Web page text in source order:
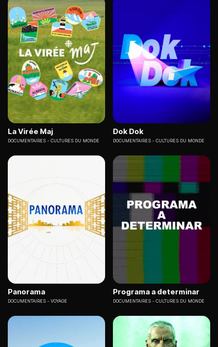
La Virée Maj
DOCUMENTAIRES CULTURES DU MONDE
Dok Dok
DOCUMENTAIRES CULTURES DU MONDE
Panorama
DOCUMENTAIRES VOYAGE
Programa a determinar
DOCUMENTAIRES CULTURES DU MONDE